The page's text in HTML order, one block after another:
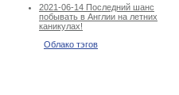
2021-06-14 Последний шанс
побывать в Англии на летних
каникулах!
Облако тэгов